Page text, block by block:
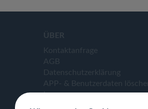
ÜBER
Kontaktanfrage
AGB
Datenschutzerklärung
APP- & Benutzerdaten löschen
Impressum